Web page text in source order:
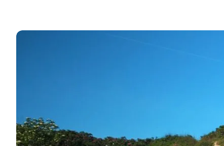
Information om elbiler og ladestandere i København